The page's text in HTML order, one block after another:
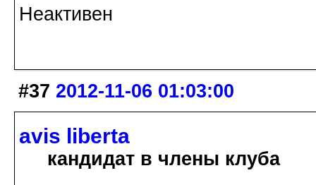
Неактивен
#37 2012-11-06 01:03:00
avis libertа
кандидат в члены клуба